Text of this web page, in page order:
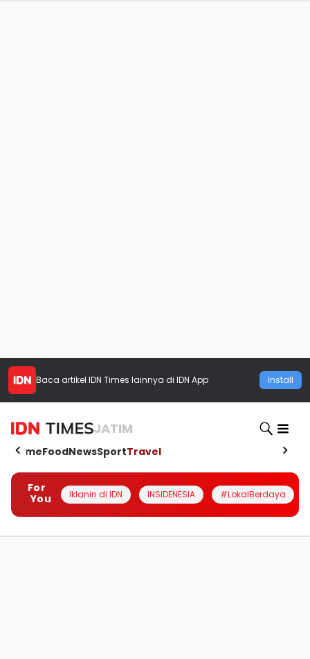
Baca artikel IDN Times lainnya di IDN App Install
JATIM
HomeFoodNewsSportTravel
For
You
Iklanin di IDN INSIDENESIA #LokalBerdaya